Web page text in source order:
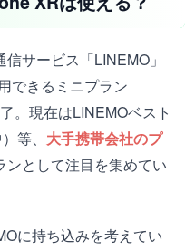
サービス「LINEMO」
できるミニプラン
。現在はLINEMOベスト
等、 大手携帯会社のプ
ンとして注目を集めてい
に持ち込みを考えてい